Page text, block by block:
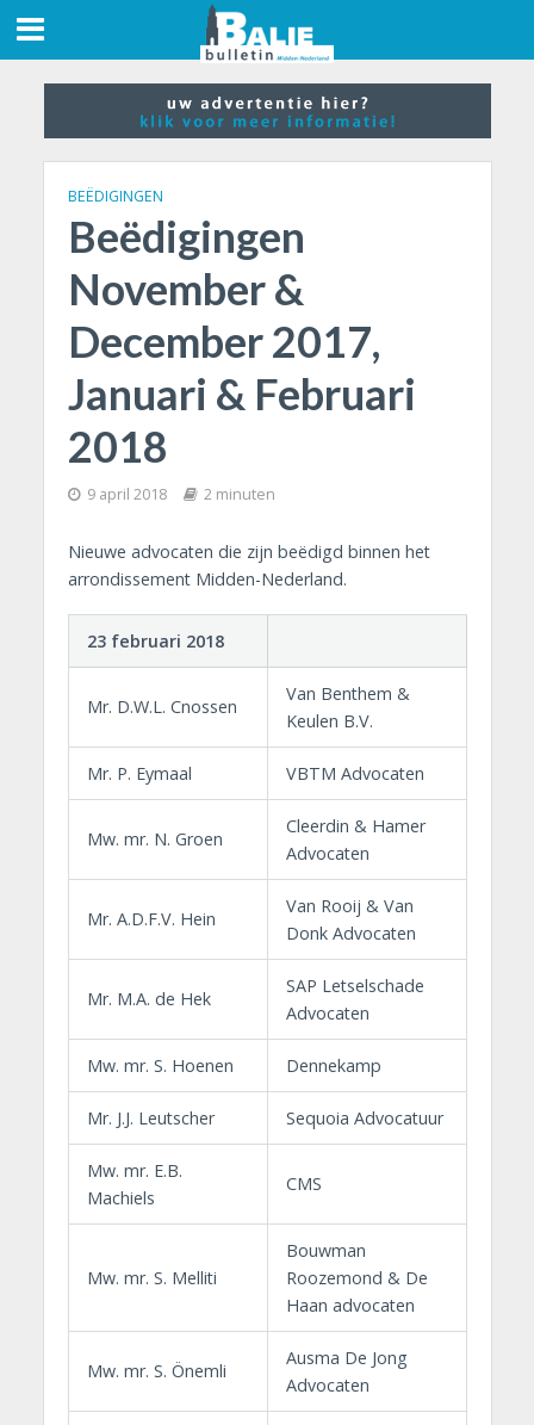
BEËDIGINGEN
Beëdigingen
November &
December 2017,
Januari & Februari
2018
9 april 2018 2 minuten
Nieuwe advocaten die zijn beëdigd binnen het
arrondissement Midden-Nederland.
23 februari 2018
Mr. D.W.L. Cnossen
Van Benthem &
Keulen B.V.
Mr. P. Eymaal VBTM Advocaten
Mw. mr. N. Groen
Cleerdin & Hamer
Advocaten
Mr. A.D.F.V. Hein
Van Rooij & Van
Donk Advocaten
Mr. M.A. de Hek
SAP Letselschade
Advocaten
Mw. mr. S. Hoenen Dennekamp
Mr. J.J. Leutscher Sequoia Advocatuur
Mw. mr. E.B.
Machiels
CMS
Mw. mr. S. Melliti
Bouwman
Roozemond & De
Haan advocaten
Mw. mr. S. Önemli
Ausma De Jong
Advocaten